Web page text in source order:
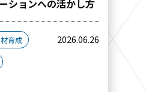
ションへの活かし方
育成 2026.06.26